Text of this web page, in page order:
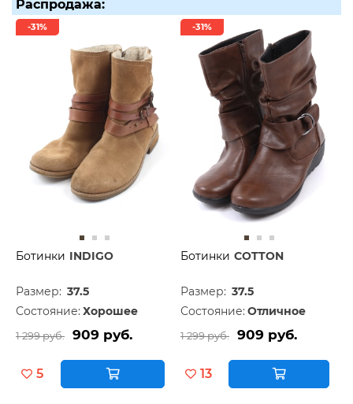
Распродажа:
-31%
Ботинки INDIGO
Размер: 37.5
Состояние: Хорошее
1 299 руб. 909 руб.
5
-31%
Ботинки COTTON
Размер: 37.5
Состояние: Отличное
1 299 руб. 909 руб.
13